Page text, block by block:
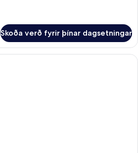
Skoða verð fyrir þínar dagsetningar
Family Twin Room | Öryggishólf í